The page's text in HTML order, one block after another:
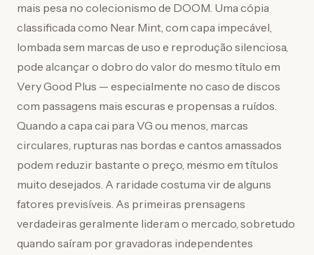
mais pesa no colecionismo de DOOM. Uma cópia
classificada como Near Mint, com capa impecável,
lombada sem marcas de uso e reprodução silenciosa,
pode alcançar o dobro do valor do mesmo título em
Very Good Plus — especialmente no caso de discos
com passagens mais escuras e propensas a ruídos.
Quando a capa cai para VG ou menos, marcas
circulares, rupturas nas bordas e cantos amassados
podem reduzir bastante o preço, mesmo em títulos
muito desejados. A raridade costuma vir de alguns
fatores previsíveis. As primeiras prensagens
verdadeiras geralmente lideram o mercado, sobretudo
quando saíram por gravadoras independentes